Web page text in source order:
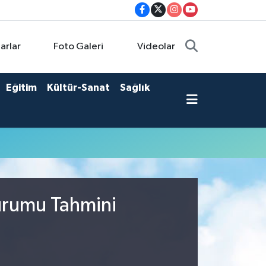
Foto Galeri Videolar
Eğitim Kültür-Sanat Sağlık
Tahmini